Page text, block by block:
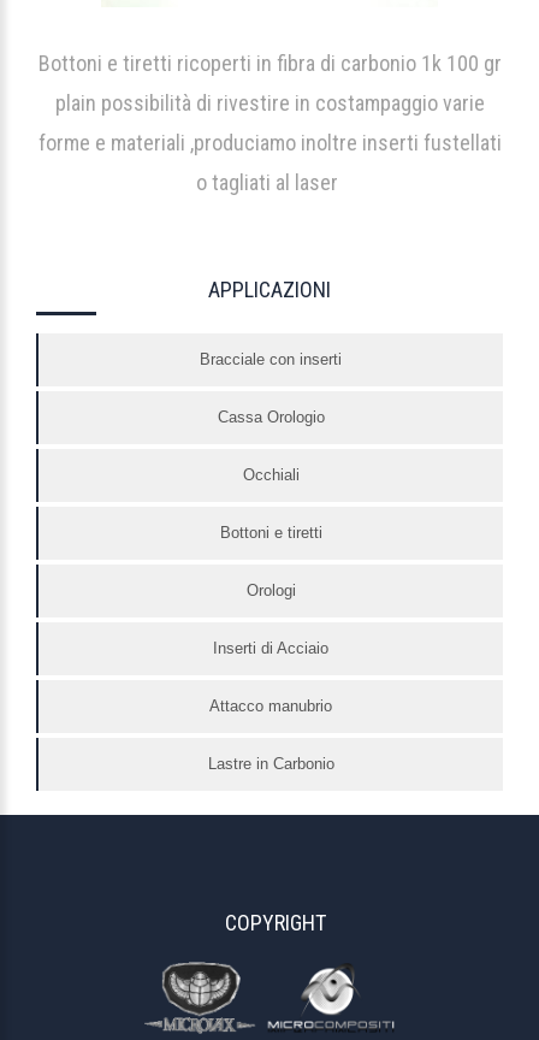
Bottoni e tiretti ricoperti in fibra di carbonio 1k 100 gr
plain possibilità di rivestire in costampaggio varie
forme e materiali ,produciamo inoltre inserti fustellati
o tagliati al laser
APPLICAZIONI
Bracciale con inserti
Cassa Orologio
Occhiali
Bottoni e tiretti
Orologi
Inserti di Acciaio
Attacco manubrio
Lastre in Carbonio
COPYRIGHT